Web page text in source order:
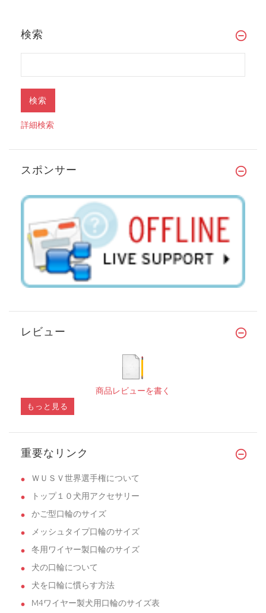
検索
詳細検索
スポンサー
レビュー
商品レビューを書く
もっと見る
重要なリンク
ＷＵＳＶ世界選手権について
トップ１０犬用アクセサリー
かご型口輪のサイズ
メッシュタイプ口輪のサイズ
冬用ワイヤー製口輪のサイズ
犬の口輪について
犬を口輪に慣らす方法
M4ワイヤー製犬用口輪のサイズ表